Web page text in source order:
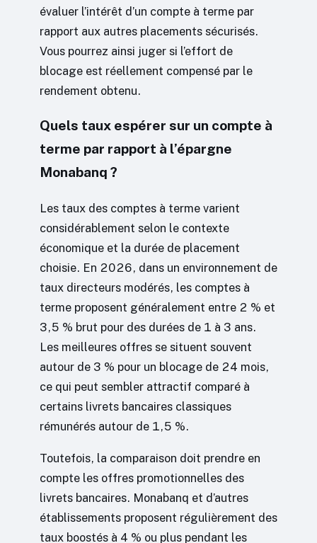
évaluer l’intérêt d’un compte à terme par
rapport aux autres placements sécurisés.
Vous pourrez ainsi juger si l’effort de
blocage est réellement compensé par le
rendement obtenu.
Quels taux espérer sur un compte à
terme par rapport à l’épargne
Monabanq ?
Les taux des comptes à terme varient
considérablement selon le contexte
économique et la durée de placement
choisie. En 2026, dans un environnement de
taux directeurs modérés, les comptes à
terme proposent généralement entre 2 % et
3,5 % brut pour des durées de 1 à 3 ans.
Les meilleures offres se situent souvent
autour de 3 % pour un blocage de 24 mois,
ce qui peut sembler attractif comparé à
certains livrets bancaires classiques
rémunérés autour de 1,5 %.
Toutefois, la comparaison doit prendre en
compte les offres promotionnelles des
livrets bancaires. Monabanq et d’autres
établissements proposent régulièrement des
taux boostés à 4 % ou plus pendant les